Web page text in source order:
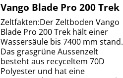
Vango Blade Pro 200 Trek
Zeltfakten:Der Zeltboden Vango
Blade Pro 200 Trek hält einer
Wassersäule bis 7400 mm stand.
Das grasgrüne Aussenzelt
besteht aus recyceltem 70D
Polyester und hat eine